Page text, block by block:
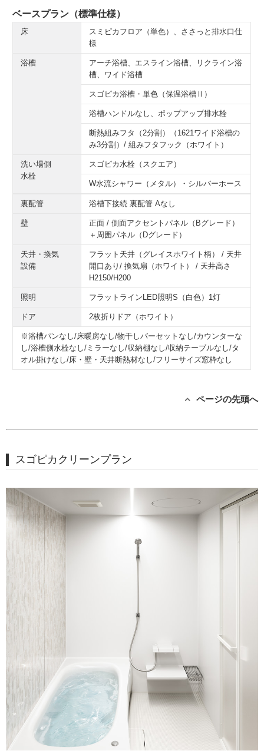
ベースプラン（標準仕様）
床
スミピカフロア（単色）、ささっと排水口仕
様
浴槽
アーチ浴槽、エスライン浴槽、リクライン浴
槽、ワイド浴槽
スゴピカ浴槽・単色（保温浴槽Ⅱ）
浴槽ハンドルなし、ポップアップ排水栓
断熱組みフタ（2分割）（1621ワイド浴槽の
み3分割）/ 組みフタフック（ホワイト）
洗い場側
水栓
スゴピカ水栓（スクエア）
W水流シャワー（メタル）・シルバーホース
裏配管 浴槽下接続 裏配管 Aなし
壁
正面 / 側面アクセントパネル（Bグレード）
＋周囲パネル（Dグレード）
天井・換気
設備
フラット天井（グレイスホワイト柄） / 天井
開口あり/ 換気扇（ホワイト） / 天井高さ
H2150/H200
照明 フラットラインLED照明S（白色）1灯
ドア 2枚折りドア（ホワイト）
※浴槽パンなし/床暖房なし/物干しバーセットなし/カウンターな
し/浴槽側水栓なし/ミラーなし/収納棚なし/収納テーブルなし/タ
オル掛けなし/床・壁・天井断熱材なし/フリーサイズ窓枠なし
ページの先頭へ
スゴピカクリーンプラン